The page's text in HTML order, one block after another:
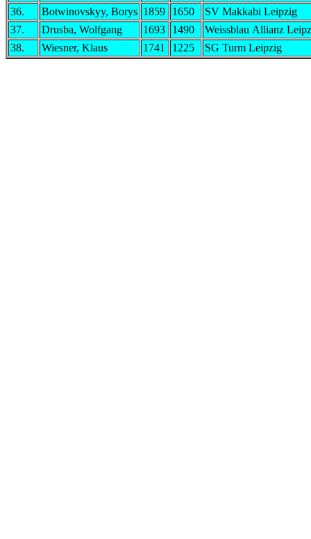
36.
Botwinovskyy, Borys 1859 1650
SV Makkabi Leipzig
37.
Drusba, Wolfgang 1693 1490
Weissblau Allianz Leipz
38.
Wiesner, Klaus 1741 1225 SG Turm Leipzig